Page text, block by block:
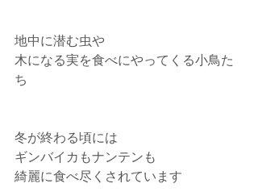
地中に潜む虫や
木になる実を食べにやってくる小鳥た
ち
冬が終わる頃には
ギンバイカもナンテンも
綺麗に食べ尽くされています